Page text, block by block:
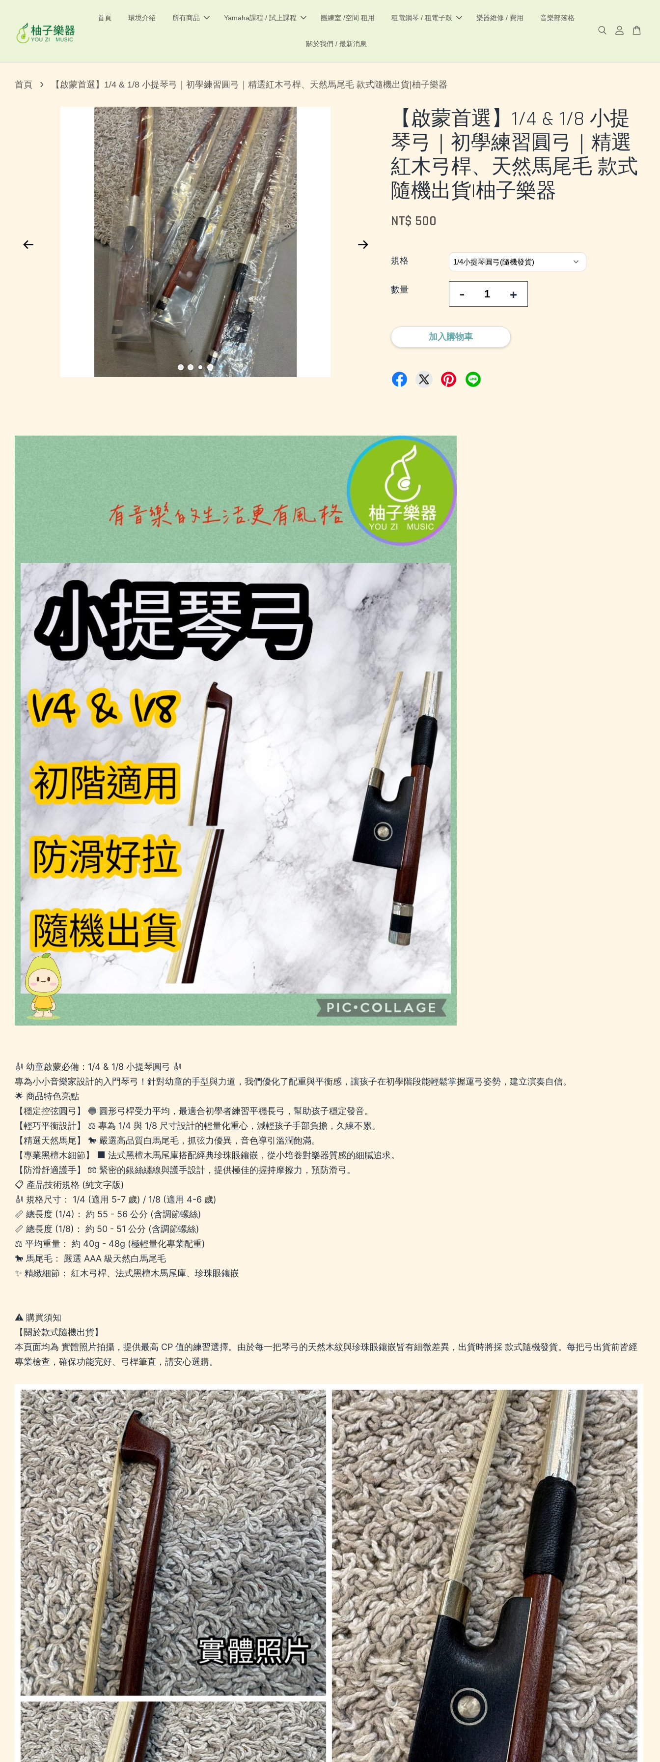
首頁 環境介紹 所有商品 Yamaha課程 / 試上課程 團練室 /空間 租用 租電鋼琴 / 租電子鼓 樂器維修 / 費用 音樂部落格
關於我們 / 最新消息
首頁 › 【啟蒙首選】1/4 & 1/8 小提琴弓｜初學練習圓弓｜精選紅木弓桿、天然馬尾毛 款式隨機出貨|柚子樂器
【啟蒙首選】1/4 & 1/8 小提
琴弓｜初學練習圓弓｜精選
紅木弓桿、天然馬尾毛 款式
隨機出貨|柚子樂器
NT$ 500
規格
數量 - +
加入購物車
🎻 幼童啟蒙必備：1/4 & 1/8 小提琴圓弓 🎻
專為小小音樂家設計的入門琴弓！針對幼童的手型與力道，我們優化了配重與平衡感，讓孩子在初學階段能輕鬆掌握運弓姿勢，建立演奏自信。
🌟 商品特色亮點
【穩定控弦圓弓】 🔵 圓形弓桿受力平均，最適合初學者練習平穩長弓，幫助孩子穩定發音。
【輕巧平衡設計】 ⚖️ 專為 1/4 與 1/8 尺寸設計的輕量化重心，減輕孩子手部負擔，久練不累。
【精選天然馬尾】 🐎 嚴選高品質白馬尾毛，抓弦力優異，音色導引溫潤飽滿。
【專業黑檀木細節】 ⬛ 法式黑檀木馬尾庫搭配經典珍珠眼鑲嵌，從小培養對樂器質感的細膩追求。
【防滑舒適護手】 🧤 緊密的銀絲纏線與護手設計，提供極佳的握持摩擦力，預防滑弓。
📋 產品技術規格 (純文字版)
🎻 規格尺寸： 1/4 (適用 5-7 歲) / 1/8 (適用 4-6 歲)
📏 總長度 (1/4)： 約 55 - 56 公分 (含調節螺絲)
📏 總長度 (1/8)： 約 50 - 51 公分 (含調節螺絲)
⚖️ 平均重量： 約 40g - 48g (極輕量化專業配重)
🐎 馬尾毛： 嚴選 AAA 級天然白馬尾毛
✨ 精緻細節： 紅木弓桿、法式黑檀木馬尾庫、珍珠眼鑲嵌
⚠️ 購買須知
【關於款式隨機出貨】
本頁面均為 實體照片拍攝，提供最高 CP 值的練習選擇。由於每一把琴弓的天然木紋與珍珠眼鑲嵌皆有細微差異，出貨時將採 款式隨機發貨。每把弓出貨前皆經
專業檢查，確保功能完好、弓桿筆直，請安心選購。